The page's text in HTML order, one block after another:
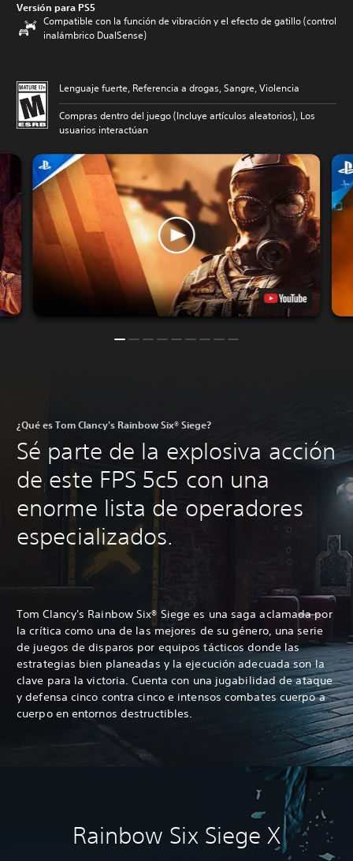
Versión para PS5
Compatible con la función de vibración y el efecto de gatillo (control
inalámbrico DualSense)
Lenguaje fuerte, Referencia a drogas, Sangre, Violencia
Compras dentro del juego (Incluye artículos aleatorios), Los
usuarios interactúan
¿Qué es Tom Clancy's Rainbow Six® Siege?
Sé parte de la explosiva acción
de este FPS 5c5 con una
enorme lista de operadores
especializados.
Tom Clancy's Rainbow Six® Siege es una saga aclamada por
la crítica como una de las mejores de su género, una serie
de juegos de disparos por equipos tácticos donde las
estrategias bien planeadas y la ejecución adecuada son la
clave para la victoria. Cuenta con una jugabilidad de ataque
y defensa cinco contra cinco e intensos combates cuerpo a
cuerpo en entornos destructibles.
Rainbow Six Siege X